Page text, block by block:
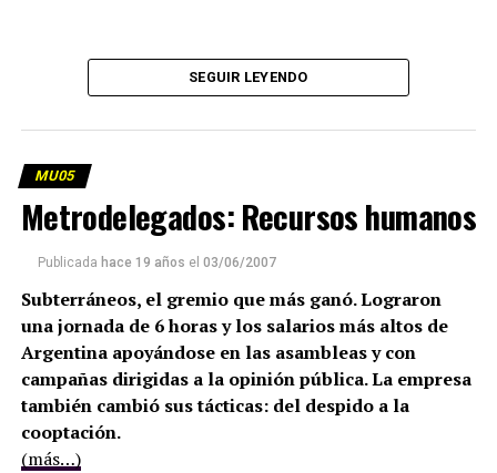
SEGUIR LEYENDO
MU05
Metrodelegados: Recursos humanos
Publicada hace 19 años el 03/06/2007
Subterráneos, el gremio que más ganó. Lograron
una jornada de 6 horas y los salarios más altos de
Argentina apoyándose en las asambleas y con
campañas dirigidas a la opinión pública. La empresa
también cambió sus tácticas: del despido a la
cooptación.
(más…)